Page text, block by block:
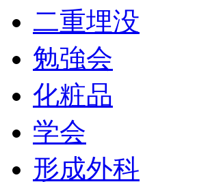
二重埋没
勉強会
化粧品
学会
形成外科